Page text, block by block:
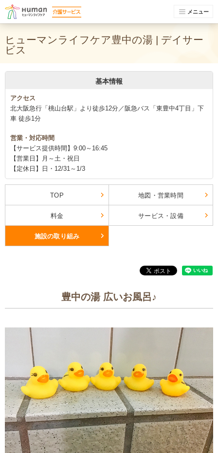
メニュー
ヒューマンライフケア豊中の湯 | デイサー
ビス
基本情報
アクセス
北大阪急行「桃山台駅」より徒歩12分／阪急バス「東豊中4丁目」下
車 徒歩1分
営業・対応時間
【サービス提供時間】9:00～16:45
【営業日】月～土・祝日
【定休日】日・12/31～1/3
TOP 地図・営業時間
料金 サービス・設備
施設の取り組み
豊中の湯 広いお風呂♪